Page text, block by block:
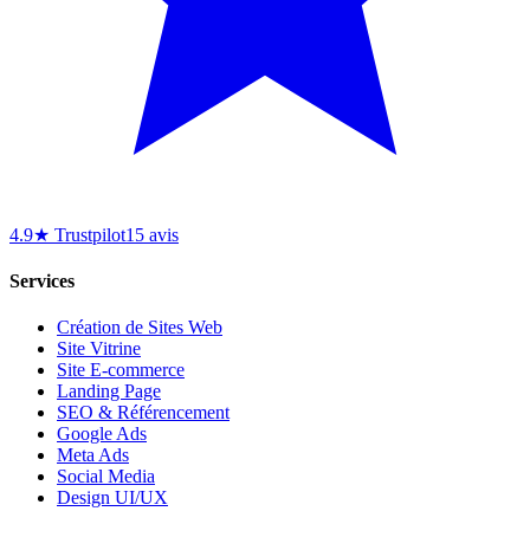
4.9★ Trustpilot15 avis
Services
Création de Sites Web
Site Vitrine
Site E-commerce
Landing Page
SEO & Référencement
Google Ads
Meta Ads
Social Media
Design UI/UX